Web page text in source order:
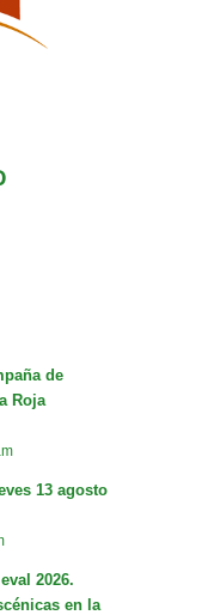
de
Roja
13 agosto
2026.
en la